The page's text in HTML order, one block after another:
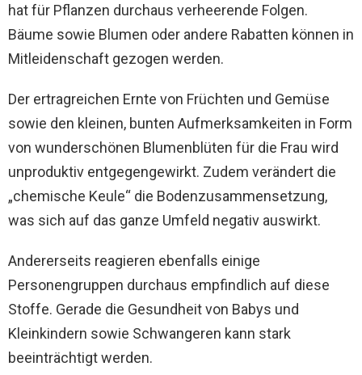
hat für Pflanzen durchaus verheerende Folgen.
Bäume sowie Blumen oder andere Rabatten können in
Mitleidenschaft gezogen werden.
Der ertragreichen Ernte von Früchten und Gemüse
sowie den kleinen, bunten Aufmerksamkeiten in Form
von wunderschönen Blumenblüten für die Frau wird
unproduktiv entgegengewirkt. Zudem verändert die
„chemische Keule“ die Bodenzusammensetzung,
was sich auf das ganze Umfeld negativ auswirkt.
Andererseits reagieren ebenfalls einige
Personengruppen durchaus empfindlich auf diese
Stoffe. Gerade die Gesundheit von Babys und
Kleinkindern sowie Schwangeren kann stark
beeinträchtigt werden.